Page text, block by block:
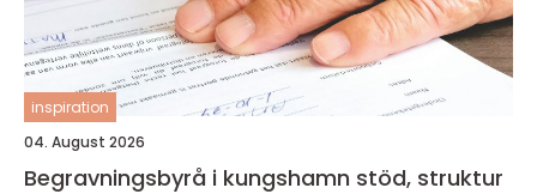
inspiration
04. August 2026
Begravningsbyrå i kungshamn stöd, struktur